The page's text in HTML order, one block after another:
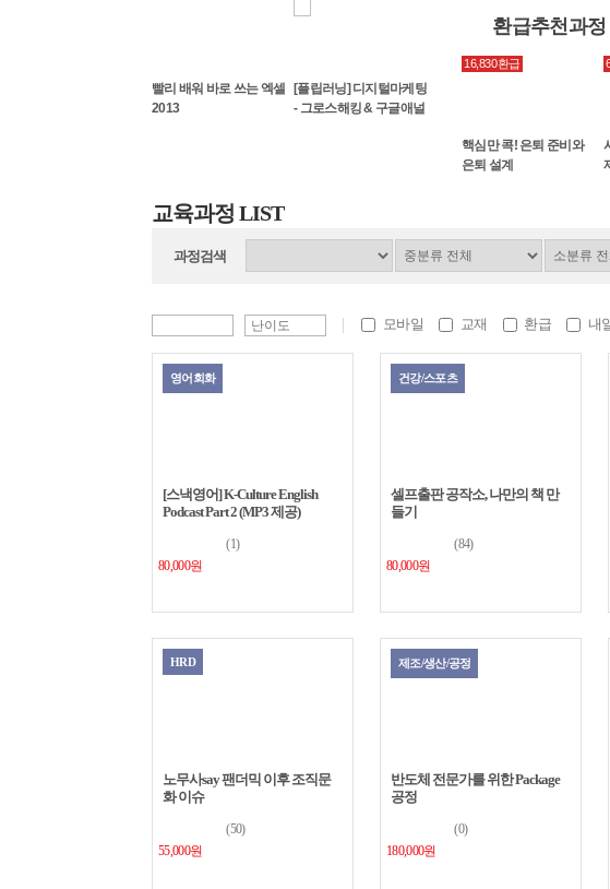
빨리 배워 바로 쓰는 엑셀
2013
[플립러닝] 디지털마케팅
- 그로스해킹 & 구글애널
환급추천과정
16,830환급
핵심만 콕! 은퇴 준비와
은퇴 설계
교육과정 LIST
과정검색
모바일 교재 환급 내
영어회화
[스낵영어] K-Culture English
Podcast Part 2 (MP3 제공)
(1)
80,000원
건강/스포츠
셀프출판 공작소, 나만의 책 만
들기
(84)
80,000원
HRD
노무사say 팬더믹 이후 조직문
화 이슈
(50)
55,000원
제조/생산/공정
반도체 전문가를 위한 Package
공정
(0)
180,000원